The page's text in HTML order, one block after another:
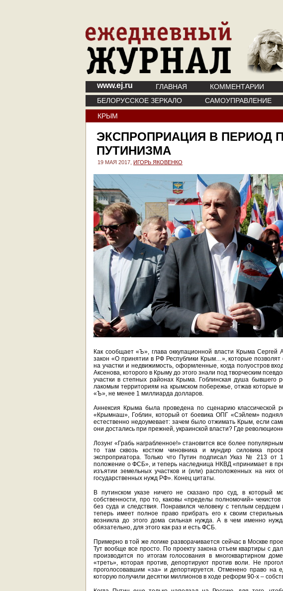
www.ej.ru ГЛАВНАЯ КОММЕНТАРИИ
БЕЛОРУССКОЕ ЗЕРКАЛО
САМОУПРАВЛЕНИЕ
КРЫМ
ЭКСПРОПРИАЦИЯ В ПЕРИОД
ПУТИНИЗМА
19 МАЯ 2017, ИГОРЬ ЯКОВЕНКО
Как сообщает «Ъ», глава оккупационной власти Крыма Сергей
закон «О принятии в РФ Республики Крым…», которые позволят
на участки и недвижимость, оформленные, когда полуостров
Аксенова, которого в Крыму до этого знали под творческим
участки в степных районах Крыма. Гоблинская душа бывшего
лакомым территориям на крымском побережье, отжав которые
«Ъ», не менее 1 миллиарда долларов.
Аннексия Крыма была проведена по сценарию классической
«Крымнаш», Гоблин, который от боевика ОПГ «Сэйлем»
естественно недоумевает: зачем было отжимать Крым, если
они достались при прежней, украинской власти? Где
Лозунг «Грабь награбленное!» становится все более
то там сквозь костюм чиновника и мундир силовика
экспроприатора. Только что Путин подписал Указ № 213 от
положение о ФСБ», и теперь наследница НКВД «принимает в
изъятии земельных участков и (или) расположенных на них
государственных нужд РФ». Конец цитаты.
В путинском указе ничего не сказано про суд, в который
собственности, про то, каковы «пределы полномочий»
без суда и следствия. Понравился человеку с теплым
теперь имеет полное право прибрать его к своим
возникла до этого дома сильная нужда. А в чем именно
обязательно, для этого как раз и есть ФСБ.
Примерно в той же логике разворачивается сейчас в Москве
Тут вообще все просто. По проекту закона отъем квартиры с
производится по итогам голосования в многоквартирном
«треть», которая против, депортируют против воли. Не
проголосовавшим «за» и депортируется. Отменено право на
которую получили десятки миллионов в ходе реформ 90-х –